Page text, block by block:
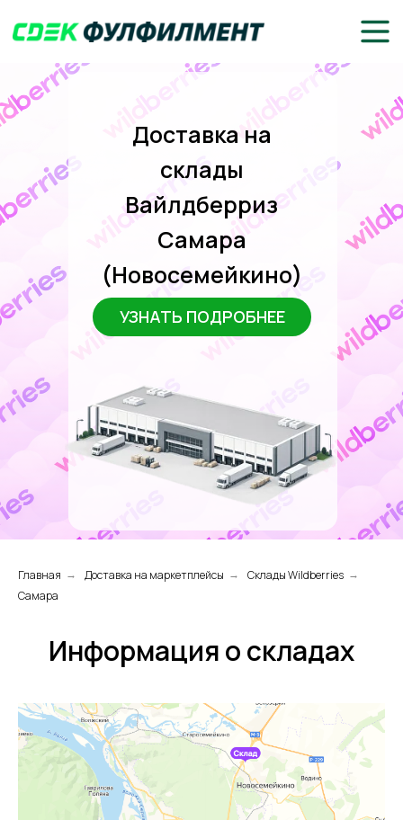
Доставка на
склады
Вайлдберриз
Самара
(Новосемейкино)
УЗНАТЬ ПОДРОБНЕЕ
Главная → Доставка на маркетплейсы → Склады Wildberries →
Самара
Информация о складах